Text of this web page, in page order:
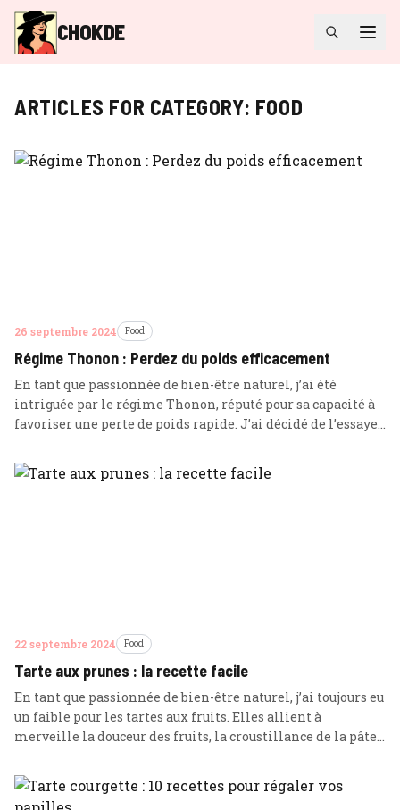
CHOKDE
ARTICLES FOR CATEGORY: FOOD
26 septembre 2024 Food
Régime Thonon : Perdez du poids efficacement
En tant que passionnée de bien-être naturel, j’ai été
intriguée par le régime Thonon, réputé pour sa capacité à
favoriser une perte de poids rapide. J’ai décidé de l’essayer
cours de la première phase, j’ai suivi un régime très
restrictif, principalement composé de protéines maigres
22 septembre 2024 Food
Tarte aux prunes : la recette facile
En tant que passionnée de bien-être naturel, j’ai toujours eu
un faible pour les tartes aux fruits. Elles allient à
merveille la douceur des fruits, la croustillance de la pâte
préférées, la tarte aux prunes occupe une place
particulière. Sa simplicité et son goût délicat … Lire plus